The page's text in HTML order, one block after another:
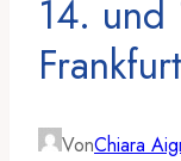
14. und
VonChiara